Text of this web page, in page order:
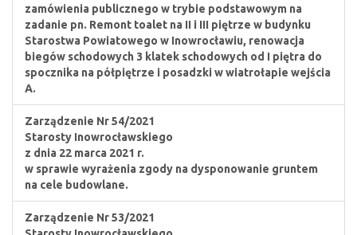
zamówienia publicznego w trybie podstawowym na
zadanie pn. Remont toalet na II i III piętrze w budynku
Starostwa Powiatowego w Inowrocławiu, renowacja
biegów schodowych 3 klatek schodowych od I piętra do
spocznika na półpiętrze i posadzki w wiatrołapie wejścia
A.
Zarządzenie Nr 54/2021
Starosty Inowrocławskiego
z dnia 22 marca 2021 r.
w sprawie wyrażenia zgody na dysponowanie gruntem
na cele budowlane.
Zarządzenie Nr 53/2021